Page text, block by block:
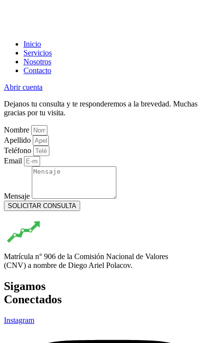
Inicio
Servicios
Nosotros
Contacto
Abrir cuenta
Dejanos tu consulta y te responderemos a la brevedad. Muchas
gracias por tu visita.
Nombre
Apellido
Teléfono
Email
Mensaje
SOLICITAR CONSULTA
Matrícula n° 906 de la Comisión Nacional de Valores
(CNV) a nombre de Diego Ariel Polacov.
Sigamos
Conectados
Instagram